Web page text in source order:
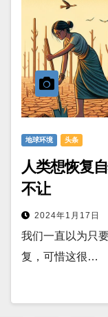
地球环境 头条
人类想恢复
不让
2024年1月17日
我们一直以为只
复，可惜这很…